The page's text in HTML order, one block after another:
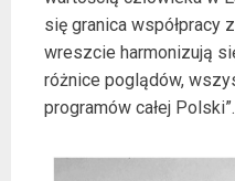
się granica współpracy
wreszcie harmonizują
różnice poglądów,
programów całej Polski”.